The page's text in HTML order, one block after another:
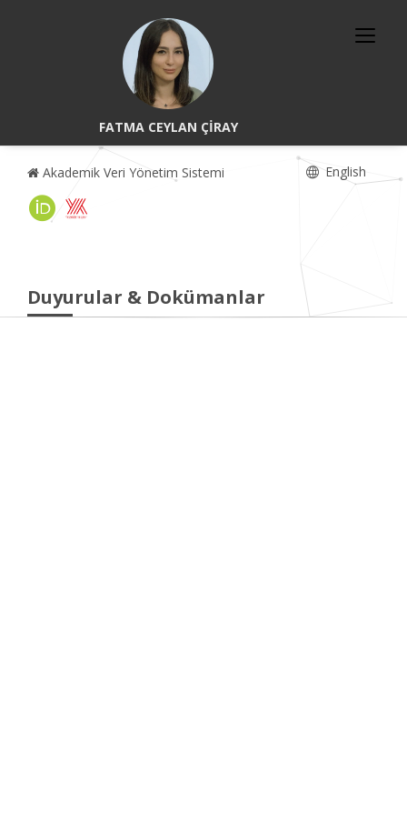
FATMA CEYLAN ÇİRAY
Akademik Veri Yönetim Sistemi English
Duyurular & Dokümanlar